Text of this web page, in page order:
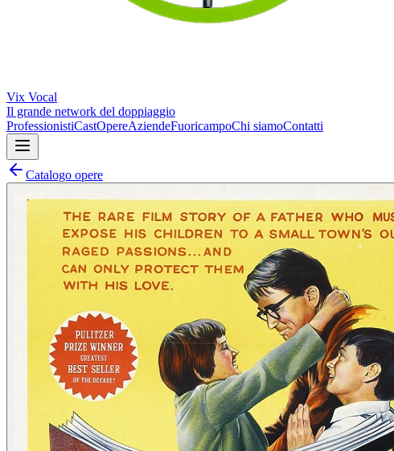
Vix Vocal
Il grande network del doppiaggio
ProfessionistiCastOpereAziendeFuoricampoChi siamoContatti
Catalogo opere